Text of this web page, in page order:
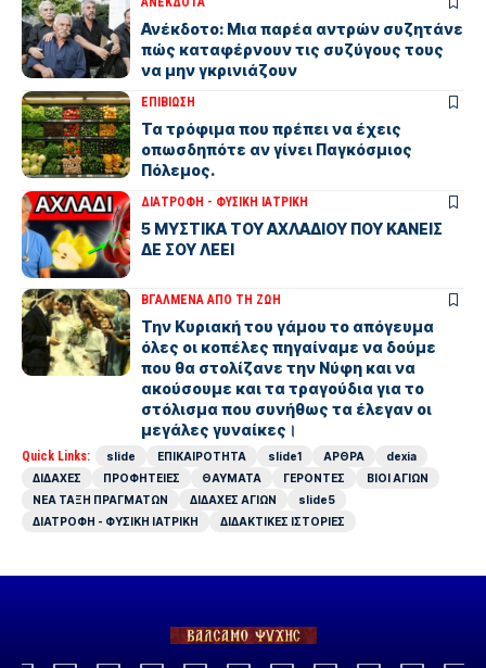
Ανέκδοτο: Μια παρέα αντρών συζητάνε
πώς καταφέρνουν τις συζύγους τους
να μην γκρινιάζουν
ΕΠΙΒΙΩΣΗ
Τα τρόφιμα που πρέπει να έχεις
οπωσδηπότε αν γίνει Παγκόσμιος
Πόλεμος.
ΔΙΑΤΡΟΦΗ - ΦΥΣΙΚΗ ΙΑΤΡΙΚΗ
5 ΜΥΣΤΙΚΑ ΤΟΥ ΑΧΛΑΔΙΟΥ ΠΟΥ ΚΑΝΕΙΣ
ΔΕ ΣΟΥ ΛΕΕΙ
ΒΓΑΛΜΕΝΑ ΑΠΟ ΤΗ ΖΩΗ
Την Κυριακή του γάμου το απόγευμα
όλες οι κοπέλες πηγαίναμε να δούμε
που θα στολίζανε την Νύφη και να
ακούσουμε και τα τραγούδια για το
στόλισμα που συνήθως τα έλεγαν οι
μεγάλες γυναίκες।
Quick Links: slide ΕΠΙΚΑΙΡΟΤΗΤΑ slide1 ΑΡΘΡΑ
dexia
ΔΙΔΑΧΕΣ
ΠΡΟΦΗΤΕΙΕΣ ΘΑΥΜΑΤΑ ΓΕΡΟΝΤΕΣ
ΒΙΟΙ ΑΓΙΩΝ
ΝΕΑ ΤΑΞΗ ΠΡΑΓΜΑΤΩΝ
ΔΙΔΑΧΕΣ ΑΓΙΩΝ
slide5
ΔΙΑΤΡΟΦΗ - ΦΥΣΙΚΗ ΙΑΤΡΙΚΗ
ΔΙΔΑΚΤΙΚΕΣ ΙΣΤΟΡΙΕΣ